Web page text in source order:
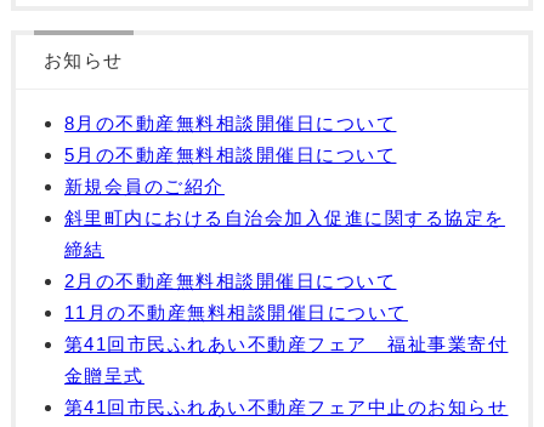
お知らせ
8月の不動産無料相談開催日について
5月の不動産無料相談開催日について
新規会員のご紹介
斜里町内における自治会加入促進に関する協定を
締結
2月の不動産無料相談開催日について
11月の不動産無料相談開催日について
第41回市民ふれあい不動産フェア 福祉事業寄付
金贈呈式
第41回市民ふれあい不動産フェア中止のお知らせ